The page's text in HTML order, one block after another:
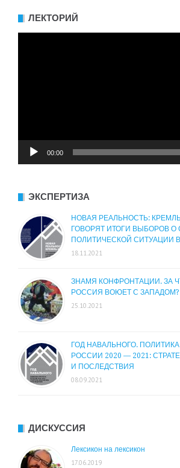
ЛЕКТОРИЙ
00:00
ЭКСПЕРТИЗА
НОВАЯ РЕАЛЬНОСТЬ:
ГОВОРЯТ ИТОГИ ВЫБОРОВ
ПОЛИТИЧЕСКОЙ СИТУАЦИИ
18.11.2021
ЗНАМЯ КОНФРОНТАЦИИ. ЗА
РОССИЯ ВОЮЕТ С ЗАПАДОМ?
25.10.2021
ГОД НАВАЛЬНОГО.
РОССИИ 2020 — 2021:
И ПОСЛЕДСТВИЯ
08.09.2021
ДИСКУССИЯ
Лексикон на лексикон
17.06.2019